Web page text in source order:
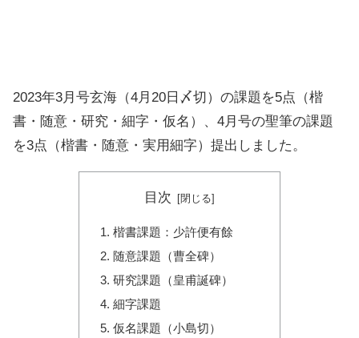
2023年3月号玄海（4月20日〆切）の課題を5点（楷
書・随意・研究・細字・仮名）、4月号の聖筆の課題
を3点（楷書・随意・実用細字）提出しました。
目次
楷書課題：少許便有餘
随意課題（曹全碑）
研究課題（皇甫誕碑）
細字課題
仮名課題（小島切）